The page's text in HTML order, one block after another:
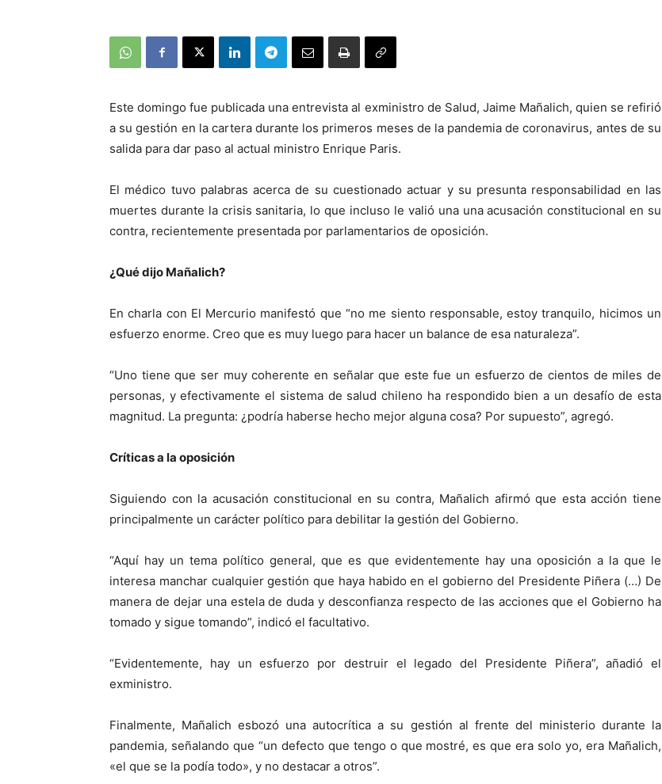
Este domingo fue publicada una entrevista al exministro de Salud, Jaime Mañalich, quien se refirió
a su gestión en la cartera durante los primeros meses de la pandemia de coronavirus, antes de su
salida para dar paso al actual ministro Enrique Paris.
El médico tuvo palabras acerca de su cuestionado actuar y su presunta responsabilidad en las
muertes durante la crisis sanitaria, lo que incluso le valió una una acusación constitucional en su
contra, recientemente presentada por parlamentarios de oposición.
¿Qué dijo Mañalich?
En charla con El Mercurio manifestó que “no me siento responsable, estoy tranquilo, hicimos un
esfuerzo enorme. Creo que es muy luego para hacer un balance de esa naturaleza”.
“Uno tiene que ser muy coherente en señalar que este fue un esfuerzo de cientos de miles de
personas, y efectivamente el sistema de salud chileno ha respondido bien a un desafío de esta
magnitud. La pregunta: ¿podría haberse hecho mejor alguna cosa? Por supuesto”, agregó.
Críticas a la oposición
Siguiendo con la acusación constitucional en su contra, Mañalich afirmó que esta acción tiene
principalmente un carácter político para debilitar la gestión del Gobierno.
“Aquí hay un tema político general, que es que evidentemente hay una oposición a la que le
interesa manchar cualquier gestión que haya habido en el gobierno del Presidente Piñera (…) De
manera de dejar una estela de duda y desconfianza respecto de las acciones que el Gobierno ha
tomado y sigue tomando”, indicó el facultativo.
“Evidentemente, hay un esfuerzo por destruir el legado del Presidente Piñera”, añadió el
exministro.
Finalmente, Mañalich esbozó una autocrítica a su gestión al frente del ministerio durante la
pandemia, señalando que “un defecto que tengo o que mostré, es que era solo yo, era Mañalich,
«el que se la podía todo», y no destacar a otros”.